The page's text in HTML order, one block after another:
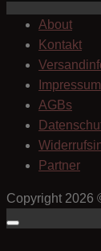
About
Kontakt
Impressum
AGBs
Partner
Copyright 2026